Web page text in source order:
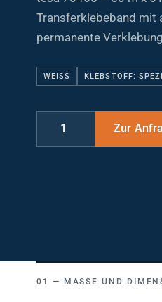
Transferklebeband mit
permanente
MASSE UND